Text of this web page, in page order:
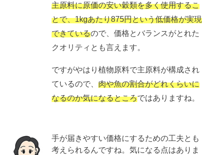
主原料に原価の安い穀類を多く使用するこ
とで、1kgあたり875円という低価格が実現
できているので、価格とバランスがとれた
クオリティとも言えます。
ですがやはり植物原料で主原料が構成され
ているので、肉や魚の割合がどれくらいに
なるのか気になるところではありますね。
手が届きやすい価格にするための工夫とも
考えられるんですね。気になる点はありま